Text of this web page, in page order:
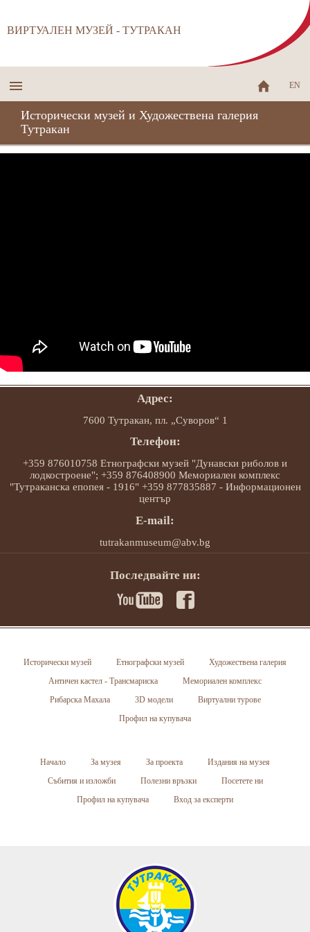
ВИРТУАЛЕН МУЗЕЙ - ТУТРАКАН
EN
Исторически музей и Художествена галерия
Тутракан
Адрес:
7600 Тутракан, пл. „Суворов“ 1
Телефон:
+359 876010758 Етнографски музей "Дунавски риболов и
лодкостроене"; +359 876408900 Мемориален комплекс
"Тутраканска епопея - 1916" +359 877835887 - Информационен
център
E-mail:
tutrakanmuseum@abv.bg
Последвайте ни:
Исторически музей Етнографски музей
Художествена галерия
Античен кастел - Трансмариска
Мемориален комплекс
Рибарска Махала
3D модели
Виртуални турове
Профил на купувача
Начало За музея За проекта
Издания на музея
Събития и изложби
Полезни връзки
Посетете ни
Профил на купувача
Вход за експерти